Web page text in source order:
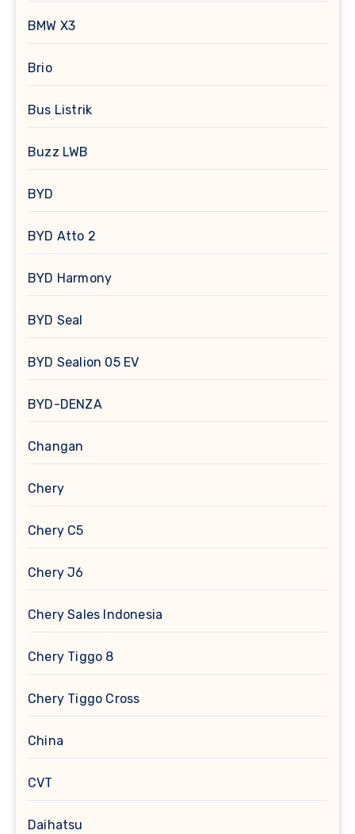
BMW X3
Brio
Bus Listrik
Buzz LWB
BYD
BYD Atto 2
BYD Harmony
BYD Seal
BYD Sealion 05 EV
BYD-DENZA
Changan
Chery
Chery C5
Chery J6
Chery Sales Indonesia
Chery Tiggo 8
Chery Tiggo Cross
China
CVT
Daihatsu